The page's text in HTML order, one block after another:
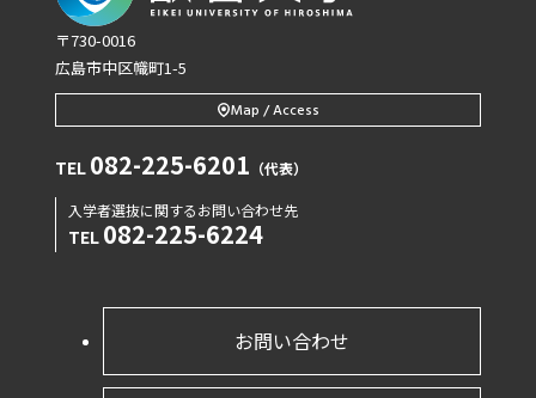
〒730-0016
広島市中区幟町1-5
Map / Access
TEL 082-225-6201 （代表）
入学者選抜に関するお問い合わせ先
TEL 082-225-6224
お問い合わせ